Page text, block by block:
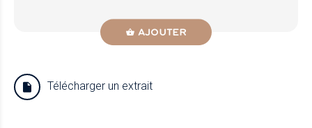
AJOUTER
Télécharger un extrait